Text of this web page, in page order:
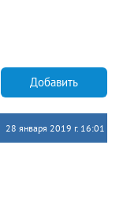
Добавить
28 января 2019 г. 16:01